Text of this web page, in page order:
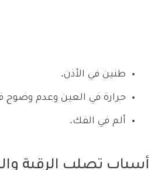
طنين في الأذن.
حرارة في العين وعدم وضوح
ألم في الفك.
أسباب تصلب الرقبة